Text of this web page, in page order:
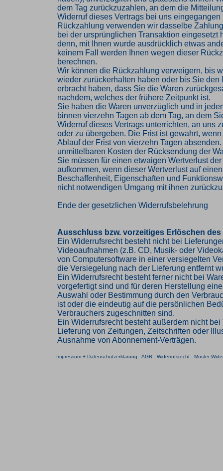
dem Tag zurückzuzahlen, an dem die
Widerruf dieses Vertrags bei uns eingegangen
Rückzahlung verwenden wir dasselbe
bei der ursprünglichen Transaktion eingesetzt
denn, mit Ihnen wurde ausdrücklich etwas
keinem Fall werden Ihnen wegen dieser
berechnen.
Wir können die Rückzahlung verweigern, bis
wieder zurückerhalten haben oder bis Sie den
erbracht haben, dass Sie die Waren
nachdem, welches der frühere Zeitpunkt ist.
Sie haben die Waren unverzüglich und in
binnen vierzehn Tagen ab dem Tag, an dem
Widerruf dieses Vertrags unterrichten, an uns
oder zu übergeben. Die Frist ist gewahrt,
Ablauf der Frist von vierzehn Tagen
unmittelbaren Kosten der Rücksendung der
Sie müssen für einen etwaigen Wertverlust
aufkommen, wenn dieser Wertverlust auf
Beschaffenheit, Eigenschaften und
nicht notwendigen Umgang mit ihnen
Ende der gesetzlichen Widerrufsbelehrung
Ausschluss bzw. vorzeitiges Erlöschen
Ein Widerrufsrecht besteht nicht bei
Videoaufnahmen (z.B. CD, Musik- oder
von Computersoftware in einer versiegelten
die Versiegelung nach der Lieferung entfernt
Ein Widerrufsrecht besteht ferner nicht bei
vorgefertigt sind und für deren Herstellung
Auswahl oder Bestimmung durch den
ist oder die eindeutig auf die persönlichen
Verbrauchers zugeschnitten sind.
Ein Widerrufsrecht besteht außerdem nicht bei
Lieferung von Zeitungen, Zeitschriften oder
Ausnahme von Abonnement-Verträgen.
Impressum + Datenschutzerklärung -AGB - Widerrufsrecht - Muster-